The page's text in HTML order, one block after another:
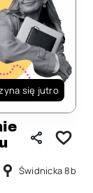
się jutro
Świdnicka 8b